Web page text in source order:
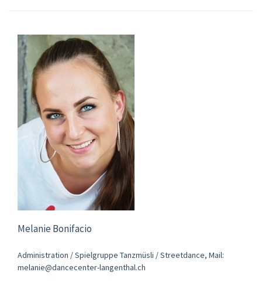
Melanie Bonifacio
Administration / Spielgruppe Tanzmüsli / Streetdance, Mail:
melanie@dancecenter-langenthal.ch